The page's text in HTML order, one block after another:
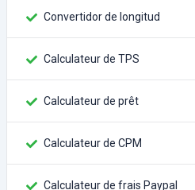
Convertidor de longitud
Calculateur de TPS
Calculateur de prêt
Calculateur de CPM
Calculateur de frais Paypal